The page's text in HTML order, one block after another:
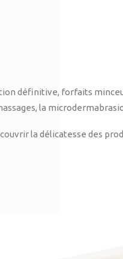
définitive, forfaits
la
la délicatesse des